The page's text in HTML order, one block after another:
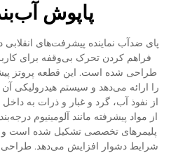
پاپوش
پای ضدآب نماینده پیشرفت‌های
فراهم کردن تحرک بی‌وقفه برای
طراحی شده است. این قطعه پروتز
را ارائه می‌دهد و سیستم هیدرولیکی
از نفوذ آب، گرد و غبار و ذرات به
از مواد پیشرفته مانند آلومینیوم
پلیمرهای تخصصی تشکیل شده است و
شرایط دشوار افزایش می‌دهد. طراحی